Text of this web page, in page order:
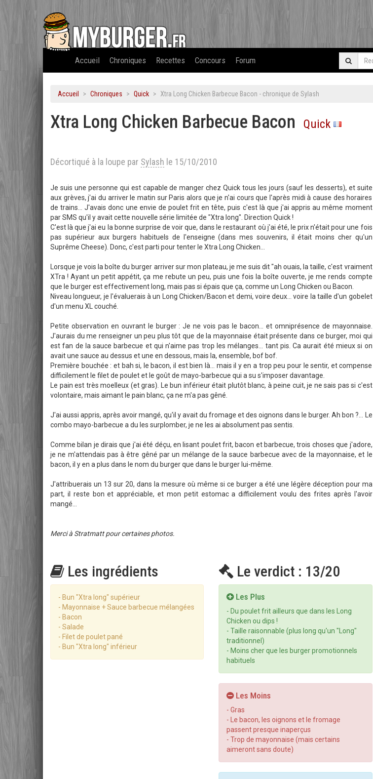
Accueil Chroniques Recettes Concours Forum
Accueil Chroniques Quick Xtra Long Chicken Barbecue Bacon - chronique de Sylash
Xtra Long Chicken Barbecue Bacon Quick
Décortiqué à la loupe par Sylash le 15/10/2010
Je suis une personne qui est capable de manger chez Quick tous les jours (sauf les desserts), et suite
aux grèves, j'ai du arriver le matin sur Paris alors que je n'ai cours que l'après midi à cause des horaires
de trains... J'avais donc une envie de poulet frit en tête, puis c'est là que j'ai appris au même moment
par SMS qu'il y avait cette nouvelle série limitée de "Xtra long". Direction Quick !
C'est là que j'ai eu la bonne surprise de voir que, dans le restaurant où j'ai été, le prix n'était pour une fois
pas supérieur aux burgers habituels de l'enseigne (dans mes souvenirs, il était moins cher qu'un
Suprême Cheese). Donc, c'est parti pour tenter le Xtra Long Chicken...
Lorsque je vois la boîte du burger arriver sur mon plateau, je me suis dit "ah ouais, la taille, c'est vraiment
XTra ! Ayant un petit appétit, ça me rebute un peu, puis une fois la boîte ouverte, je me rends compte
que le burger est effectivement long, mais pas si épais que ça, comme un Long Chicken ou Bacon.
Niveau longueur, je l'évaluerais à un Long Chicken/Bacon et demi, voire deux... voire la taille d'un gobelet
d'un menu XL couché.
Petite observation en ouvrant le burger : Je ne vois pas le bacon... et omniprésence de mayonnaise.
J'aurais du me renseigner un peu plus tôt que de la mayonnaise était présente dans ce burger, moi qui
est fan de la sauce barbecue et qui n'aime pas trop les mélanges... tant pis. Ca aurait été mieux si on
avait une sauce au dessus et une en dessous, mais la, ensemble, bof bof.
Première bouchée : et bah si, le bacon, il est bien là... mais il y en a trop peu pour le sentir, et compense
difficilement le filet de poulet et le goût de mayo-barbecue qui a su s'imposer davantage.
Le pain est très moelleux (et gras). Le bun inférieur était plutôt blanc, à peine cuit, je ne sais pas si c'est
volontaire, mais aimant le pain blanc, ça ne m'a pas gêné.
J'ai aussi appris, après avoir mangé, qu'il y avait du fromage et des oignons dans le burger. Ah bon ?... Le
combo mayo-barbecue a du les surplomber, je ne les ai absolument pas sentis.
Comme bilan je dirais que j'ai été déçu, en lisant poulet frit, bacon et barbecue, trois choses que j'adore,
je ne m'attendais pas à être gêné par un mélange de la sauce barbecue avec de la mayonnaise, et le
bacon, il y en a plus dans le nom du burger que dans le burger lui-même.
J'attribuerais un 13 sur 20, dans la mesure où même si ce burger a été une légère déception pour ma
part, il reste bon et appréciable, et mon petit estomac a difficilement voulu des frites après l'avoir
mangé...
Merci à Stratmatt pour certaines photos.
Les ingrédients
- Bun "Xtra long" supérieur
- Mayonnaise + Sauce barbecue mélangées
- Bacon
- Salade
- Filet de poulet pané
- Bun "Xtra long" inférieur
Le verdict : 13/20
Les Plus
- Du poulet frit ailleurs que dans les Long
Chicken ou dips !
- Taille raisonnable (plus long qu'un "Long"
traditionnel)
- Moins cher que les burger promotionnels
habituels
Les Moins
- Gras
- Le bacon, les oignons et le fromage
passent presque inaperçus
- Trop de mayonnaise (mais certains
aimeront sans doute)